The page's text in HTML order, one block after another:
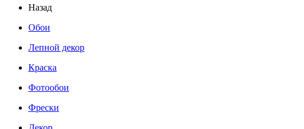
Назад
Обои
Лепной декор
Краска
Фотообои
Фрески